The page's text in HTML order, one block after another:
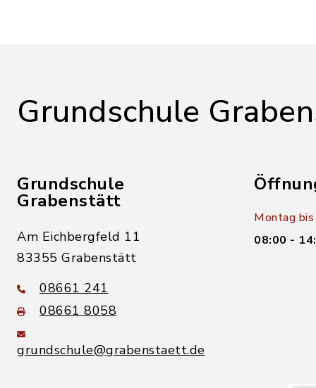
Grundschule
Grundschule
Grabenstätt
Am Eichbergfeld 11
83355 Grabenstätt
08661 241
08661 8058
grundschule@grabenstaett.de
Montag
08:00 -